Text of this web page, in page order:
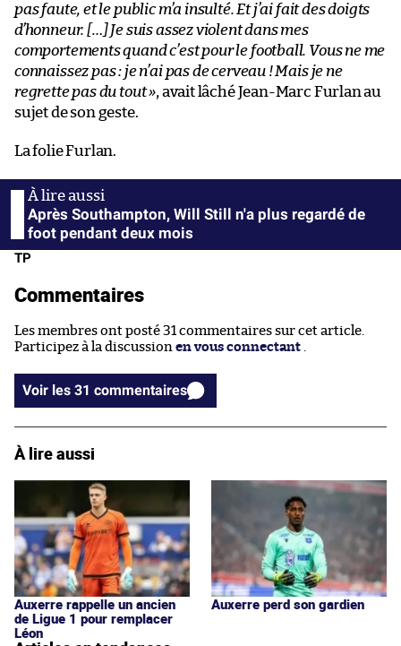
pas faute, et le public m’a insulté. Et j’ai fait des doigts
d’honneur. […] Je suis assez violent dans mes
comportements quand c’est pour le football. Vous ne me
connaissez pas : je n’ai pas de cerveau ! Mais je ne
regrette pas du tout », avait lâché Jean-Marc Furlan au
sujet de son geste.
La folie Furlan.
Après Southampton, Will Still n'a plus regardé de
foot pendant deux mois
TP
Commentaires
Les membres ont posté 31 commentaires sur cet article.
Participez à la discussion en vous connectant
Voir les 31 commentaires
À lire aussi
Auxerre rappelle un ancien
de Ligue 1 pour remplacer
Léon
Auxerre perd son gardien